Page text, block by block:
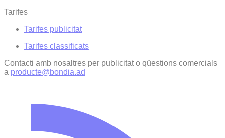
Tarifes
Tarifes publicitat
Tarifes classificats
Contacti amb nosaltres per publicitat o qüestions comercials
a producte@bondia.ad